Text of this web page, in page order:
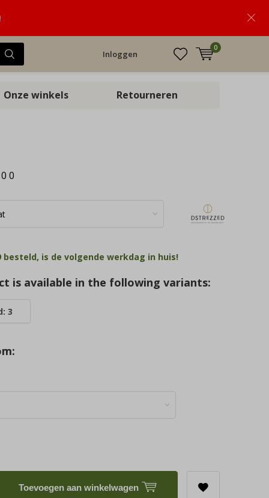
Inloggen
0
Onze winkels Retourneren
0 0
besteld, is de volgende werkdag in huis!
is available in the following variants:
3
Toevoegen aan winkelwagen